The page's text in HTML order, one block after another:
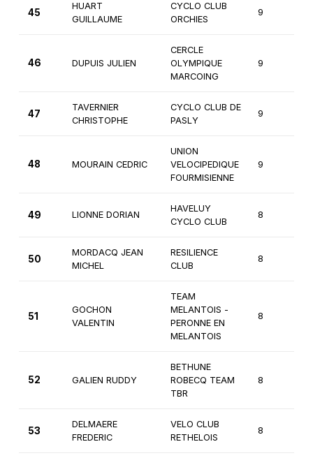
45
HUART
GUILLAUME
CYCLO CLUB
ORCHIES
9
46 DUPUIS JULIEN
CERCLE
OLYMPIQUE
MARCOING
9
47
TAVERNIER
CHRISTOPHE
CYCLO CLUB DE
PASLY
9
48 MOURAIN CEDRIC
UNION
VELOCIPEDIQUE
FOURMISIENNE
9
49 LIONNE DORIAN
HAVELUY
CYCLO CLUB
8
50
MORDACQ JEAN
MICHEL
RESILIENCE
CLUB
8
51
GOCHON
VALENTIN
TEAM
MELANTOIS -
PERONNE EN
MELANTOIS
8
52 GALIEN RUDDY
BETHUNE
ROBECQ TEAM
TBR
8
53
DELMAERE
FREDERIC
VELO CLUB
RETHELOIS
8